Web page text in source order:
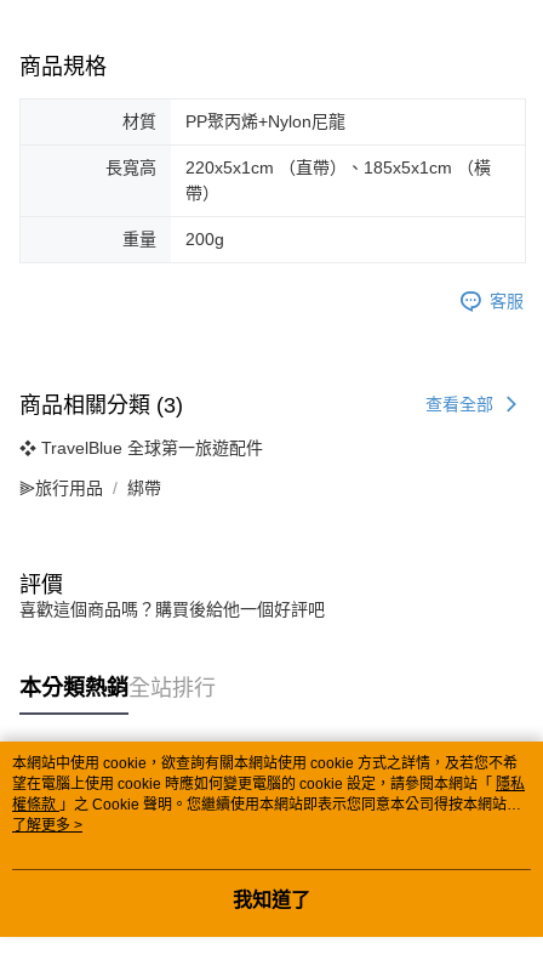
商品規格
材質 PP聚丙烯+Nylon尼龍
長寬高
220x5x1cm （直帶）、185x5x1cm （橫
帶）
重量 200g
客服
商品相關分類 (3) 查看全部
❖ TravelBlue 全球第一旅遊配件
⫸旅行用品 綁帶
評價
喜歡這個商品嗎？購買後給他一個好評吧
本分類熱銷全站排行
熱門標籤
本網站中使用 cookie，欲查詢有關本網站使用 cookie 方式之詳情，及若您不希
望在電腦上使用 cookie 時應如何變更電腦的 cookie 設定，請參閱本網站「 隱私
權條款 」之 Cookie 聲明。您繼續使用本網站即表示您同意本公司得按本網站使
用條款之 Cookie 聲明使用 cookie。
了解更多 >
我知道了